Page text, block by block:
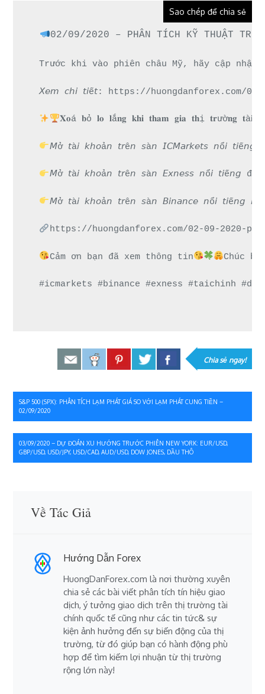
Sao chép để chia sẻ
02/09/2020 – PHÂN TÍCH KỸ THUẬT
Trước khi vào phiên châu Mỹ, hãy cập
𝘟𝘦𝘮 𝘤𝘩𝘪 𝘵𝘪ế𝘵: https://huongdanforex.com/
𝐗𝐨á 𝐛ỏ 𝐥𝐨 𝐥ắ𝐧𝐠 𝐤𝐡𝐢 𝐭𝐡𝐚𝐦 𝐠𝐢𝐚 𝐭𝐡ị 𝐭𝐫ườ𝐧𝐠
𝘔ở 𝘵à𝘪 𝘬𝘩𝘰ả𝘯 𝘵𝘳ê𝘯 𝘴à𝘯 𝘐𝘊𝘔𝘢𝘳𝘬𝘦𝘵𝘴 𝘯ổ𝘪
𝘔ở 𝘵à𝘪 𝘬𝘩𝘰ả𝘯 𝘵𝘳ê𝘯 𝘴à𝘯 𝘌𝘹𝘯𝘦𝘴𝘴 𝘯ổ𝘪 𝘵𝘪ế𝘯𝘨
𝘔ở 𝘵à𝘪 𝘬𝘩𝘰ả𝘯 𝘵𝘳ê𝘯 𝘴à𝘯 𝘉𝘪𝘯𝘢𝘯𝘤𝘦 𝘯ổ𝘪
https://huongdanforex.com/02-09-2020-
Cảm ơn bạn đã xem thông tin Chúc
#icmarkets #binance #exness #taichinh
Chia sẻ ngay!
Điều
hướng
bài
viết
S&P 500 (SPX): PHÂN TÍCH LẠM PHÁT GIÁ SO VỚI LẠM PHÁT CUNG TIỀN –
02/09/2020
03/09/2020 – DỰ ĐOÁN XU HƯỚNG TRƯỚC PHIÊN NEW YORK: EUR/USD,
GBP/USD, USD/JPY, USD/CAD, AUD/USD, DOW JONES, DẦU THÔ
Về Tác Giả
Hướng Dẫn Forex
HuongDanForex.com là nơi thường xuyên
chia sẻ các bài viết phân tích tín hiệu giao
dịch, ý tưởng giao dịch trên thị trường tài
chính quốc tế cũng như các tin tức& sự
kiện ảnh hưởng đến sự biến động của thị
trường, từ đó giúp bạn có hành động phù
hợp để tìm kiếm lợi nhuận từ thị trường
rộng lớn này!